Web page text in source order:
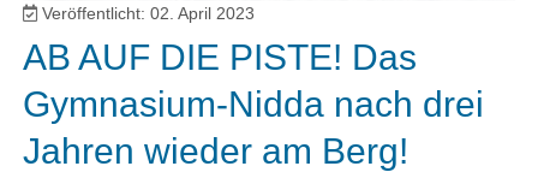
Veröffentlicht: 02. April 2023
AB AUF DIE PISTE! Das
Gymnasium-Nidda nach drei
Jahren wieder am Berg!